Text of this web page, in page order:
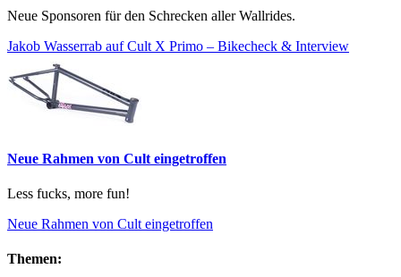
Neue Sponsoren für den Schrecken aller Wallrides.
Jakob Wasserrab auf Cult X Primo – Bikecheck & Interview
Neue Rahmen von Cult eingetroffen
Less fucks, more fun!
Neue Rahmen von Cult eingetroffen
Themen: